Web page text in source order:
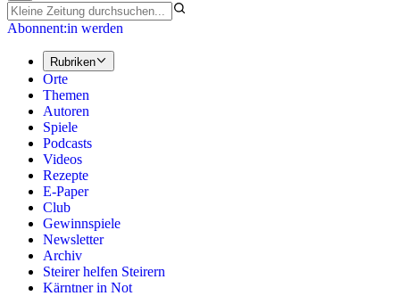
Abonnent:in werden
Rubriken
Orte
Themen
Autoren
Spiele
Podcasts
Videos
Rezepte
E-Paper
Club
Gewinnspiele
Newsletter
Archiv
Steirer helfen Steirern
Kärntner in Not